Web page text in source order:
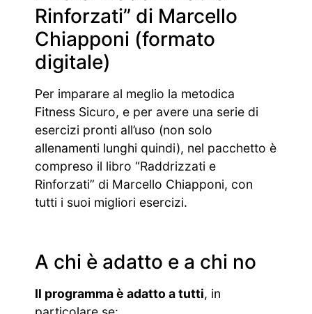
Rinforzati” di Marcello
Chiapponi (formato
digitale)
Per imparare al meglio la metodica
Fitness Sicuro, e per avere una serie di
esercizi pronti all’uso (non solo
allenamenti lunghi quindi), nel pacchetto è
compreso il libro “Raddrizzati e
Rinforzati” di Marcello Chiapponi, con
tutti i suoi migliori esercizi.
A chi è adatto e a chi no
Il programma è adatto a tutti, in